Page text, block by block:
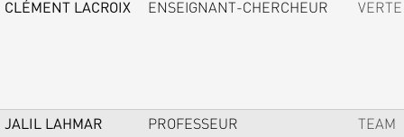
CLÉMENT LACROIX ENSEIGNANT-CHERCHEUR VERTE
JALIL LAHMAR PROFESSEUR TEAM